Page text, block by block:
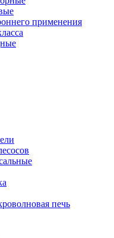
применения
печь